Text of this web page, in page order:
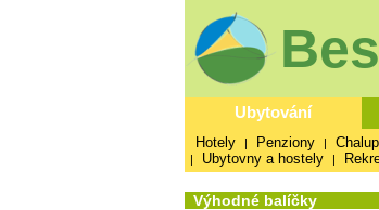
Ubytování
Hotely | Penziony |
| Ubytovny a hostely |
Výhodné balíčky